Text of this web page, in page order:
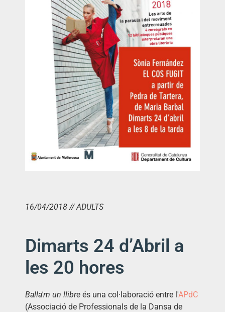
16/04/2018 // ADULTS
Dimarts 24 d’Abril a
les 20 hores
Balla'm un llibre és una col·laboració entre l'APdC
(Associació de Professionals de la Dansa de